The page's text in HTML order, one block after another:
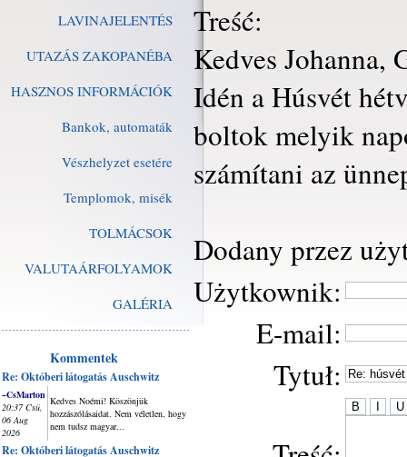
LAVINAJELENTÉS
UTAZÁS ZAKOPANÉBA
HASZNOS INFORMÁCIÓK
Bankok, automaták
Vészhelyzet esetére
Templomok, misék
TOLMÁCSOK
VALUTAÁRFOLYAMOK
GALÉRIA
Kommentek
Re: Októberi látogatás Auschwitz
~CsMarton
20:37 Csü,
06 Aug
2026
Kedves Noémi! Köszönjük
hozzászólásaidat. Nem véletlen, hogy
nem tudsz magyar...
Re: Októberi látogatás Auschwitz
Treść:
Kedves Johanna,
Idén a Húsvét
boltok melyik
számítani az
Dodany przez
Użytkownik:
E-mail:
Tytuł: